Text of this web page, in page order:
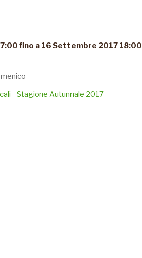
fino a 16 Settembre 2017 18:00
- Stagione Autunnale 2017